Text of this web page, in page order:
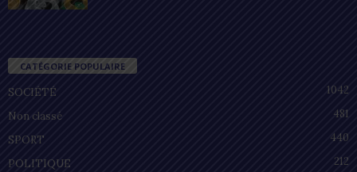
CATÉGORIE POPULAIRE
SOCIÉTÉ
1042
Non classé
481
SPORT
440
POLITIQUE
212